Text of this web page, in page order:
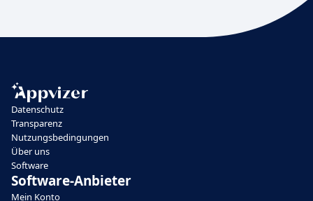
Datenschutz
Transparenz
Nutzungsbedingungen
Über uns
Software
Software-Anbieter
Mein Konto